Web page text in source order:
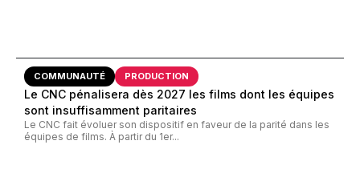
COMMUNAUTÉ PRODUCTION
Le CNC pénalisera dès 2027 les films dont les équipes
sont insuffisamment paritaires
Le CNC fait évoluer son dispositif en faveur de la parité dans les
équipes de films. À partir du 1er...